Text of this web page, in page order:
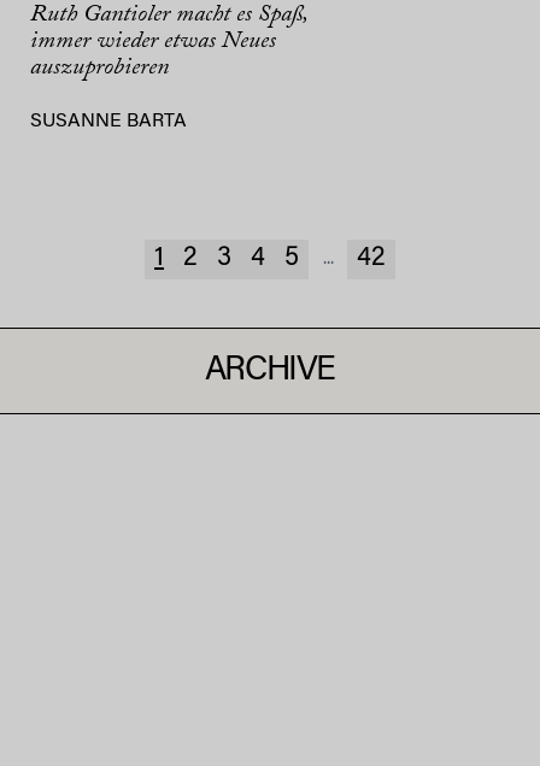
Ruth Gantioler macht es Spaß,
immer wieder etwas Neues
auszuprobieren
SUSANNE BARTA
1 2 3 4 5 ... 42
ARCHIVE